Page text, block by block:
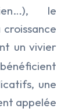
le
un vivier
une
appelée